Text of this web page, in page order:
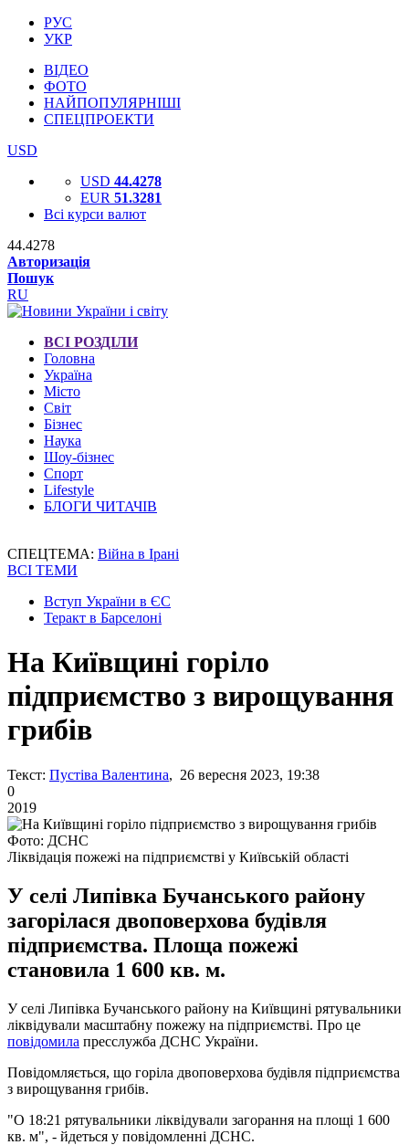
РУС
УКР
ВІДЕО
ФОТО
НАЙПОПУЛЯРНІШІ
СПЕЦПРОЕКТИ
USD
USD 44.4278
EUR 51.3281
Всі курси валют
44.4278
Авторизація
Пошук
RU
ВСІ РОЗДІЛИ
Головна
Україна
Місто
Світ
Бізнес
Наука
Шоу-бізнес
Спорт
Lifestyle
БЛОГИ ЧИТАЧІВ
СПЕЦТЕМА: Війна в Ірані
ВСІ ТЕМИ
Вступ України в ЄС
Теракт в Барселоні
На Київщині горіло
підприємство з вирощування
грибів
Текст: Пустіва Валентина, 26 вересня 2023, 19:38
0
2019
Фото: ДСНС
Ліквідація пожежі на підприємстві у Київській області
У селі Липівка Бучанського району
загорілася двоповерхова будівля
підприємства. Площа пожежі
становила 1 600 кв. м.
У селі Липівка Бучанського району на Київщині рятувальники
ліквідували масштабну пожежу на підприємстві. Про це
повідомила пресслужба ДСНС України.
Повідомляється, що горіла двоповерхова будівля підприємства
з вирощування грибів.
"О 18:21 рятувальники ліквідували загорання на площі 1 600
кв. м", - йдеться у повідомленні ДСНС.